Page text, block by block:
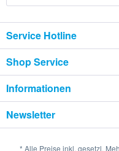
Service Hotline
Shop Service
Informationen
Newsletter
* Alle Preise inkl. gesetzl.